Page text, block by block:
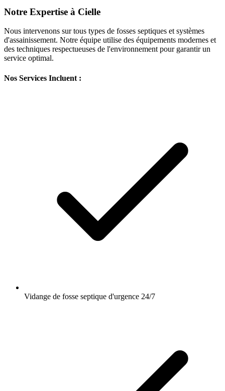
Notre Expertise à Cielle
Nous intervenons sur tous types de fosses septiques et systèmes
d'assainissement. Notre équipe utilise des équipements modernes et
des techniques respectueuses de l'environnement pour garantir un
service optimal.
Nos Services Incluent :
Vidange de fosse septique d'urgence 24/7